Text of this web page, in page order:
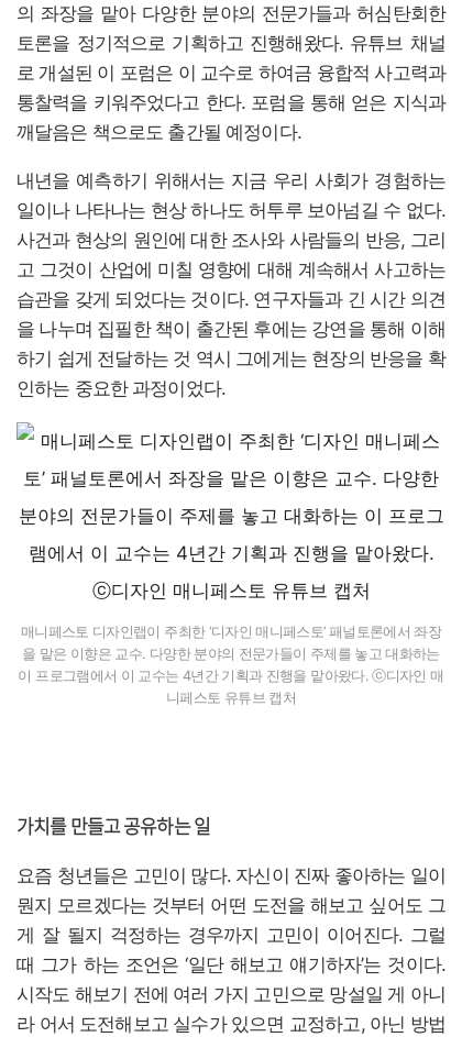
의 좌장을 맡아 다양한 분야의 전문가들과 허심탄회한
토론을 정기적으로 기획하고 진행해왔다. 유튜브 채널
로 개설된 이 포럼은 이 교수로 하여금 융합적 사고력과
통찰력을 키워주었다고 한다. 포럼을 통해 얻은 지식과
깨달음은 책으로도 출간될 예정이다.
내년을 예측하기 위해서는 지금 우리 사회가 경험하는
일이나 나타나는 현상 하나도 허투루 보아넘길 수 없다.
사건과 현상의 원인에 대한 조사와 사람들의 반응, 그리
고 그것이 산업에 미칠 영향에 대해 계속해서 사고하는
습관을 갖게 되었다는 것이다. 연구자들과 긴 시간 의견
을 나누며 집필한 책이 출간된 후에는 강연을 통해 이해
하기 쉽게 전달하는 것 역시 그에게는 현장의 반응을 확
인하는 중요한 과정이었다.
매니페스토 디자인랩이 주최한 ‘디자인 매니페스토’ 패널토론에서 좌장
을 맡은 이향은 교수. 다양한 분야의 전문가들이 주제를 놓고 대화하는
이 프로그램에서 이 교수는 4년간 기획과 진행을 맡아왔다. ⓒ디자인 매
니페스토 유튜브 캡처
가치를 만들고 공유하는 일
요즘 청년들은 고민이 많다. 자신이 진짜 좋아하는 일이
뭔지 모르겠다는 것부터 어떤 도전을 해보고 싶어도 그
게 잘 될지 걱정하는 경우까지 고민이 이어진다. 그럴
때 그가 하는 조언은 ‘일단 해보고 얘기하자’는 것이다.
시작도 해보기 전에 여러 가지 고민으로 망설일 게 아니
라 어서 도전해보고 실수가 있으면 교정하고, 아닌 방법